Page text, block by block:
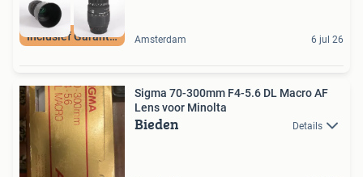
Inclusief Garantie Amsterdam 6 jul 26
Sigma 70-300mm F4-5.6 DL Macro AF
Lens voor Minolta
Bieden Details